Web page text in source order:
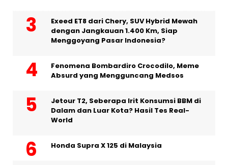
Exeed ET8 dari Chery, SUV Hybrid Mewah
dengan Jangkauan 1.400 Km, Siap
Menggoyang Pasar Indonesia?
Fenomena Bombardiro Crocodilo, Meme
Absurd yang Mengguncang Medsos
Jetour T2, Seberapa Irit Konsumsi BBM di
Dalam dan Luar Kota? Hasil Tes Real-
World
Honda Supra X 125 di Malaysia